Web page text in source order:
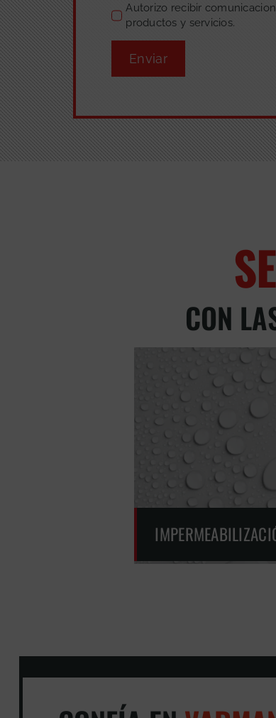
Autorizo recibir
productos y servicios.
Enviar
CON